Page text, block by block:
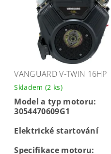
VANGUARD V-TWIN 16HP
Skladem (2 ks)
Model a typ motoru:
3054470609G1
Elektrické startování
Specifikace motoru: